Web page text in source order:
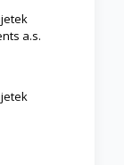
a.s.